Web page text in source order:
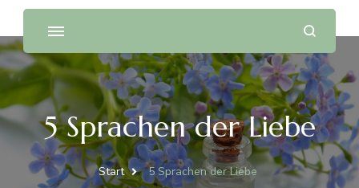
5 Sprachen der Liebe
Start 5 Sprachen der Liebe